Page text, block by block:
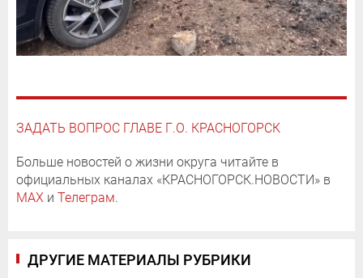
ЗАДАТЬ ВОПРОС ГЛАВЕ Г.О. КРАСНОГОРСК
Больше новостей о жизни округа читайте в
официальных каналах «КРАСНОГОРСК.НОВОСТИ» в
MAX и Телеграм.
ДРУГИЕ МАТЕРИАЛЫ РУБРИКИ